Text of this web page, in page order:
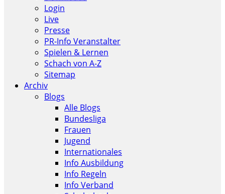
Login
Live
Presse
PR-Info Veranstalter
Spielen & Lernen
Schach von A-Z
Sitemap
Archiv
Blogs
Alle Blogs
Bundesliga
Frauen
Jugend
Internationales
Info Ausbildung
Info Regeln
Info Verband